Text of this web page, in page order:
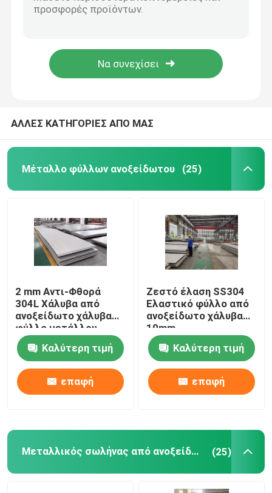
Ράβδος από ανοξείδωτο χάλυβα
304 σπείρα ανοξείδωτου
304 φύλλο ανοξείδωτου
316 Σωλήνας από ανοξείδωτο χάλυβα
Σύρμα από χαλκό
Τραπέζι καλωδίων από ανοξείδωτο χάλυβα
ΑΛΛΕΣ ΚΑΤΗΓΟΡΙΕΣ ΑΠΟ ΜΑΣ
Μέταλλο φύλλων ανοξείδωτου (25)
2 mm Αντι-Φθορά
304L Χάλυβα από
ανοξείδωτο χάλυβα
φύλλο μετάλλου
Καλύτερη τιμή
επαφή
Ζεστό έλαση SS304
Ελαστικό φύλλο από
ανοξείδωτο χάλυβα
10mm
Προσαρμοσμένο
Καλύτερη τιμή
επαφή
Μεταλλικός σωλήνας από ανοξείδωτο χάλυβα (25)